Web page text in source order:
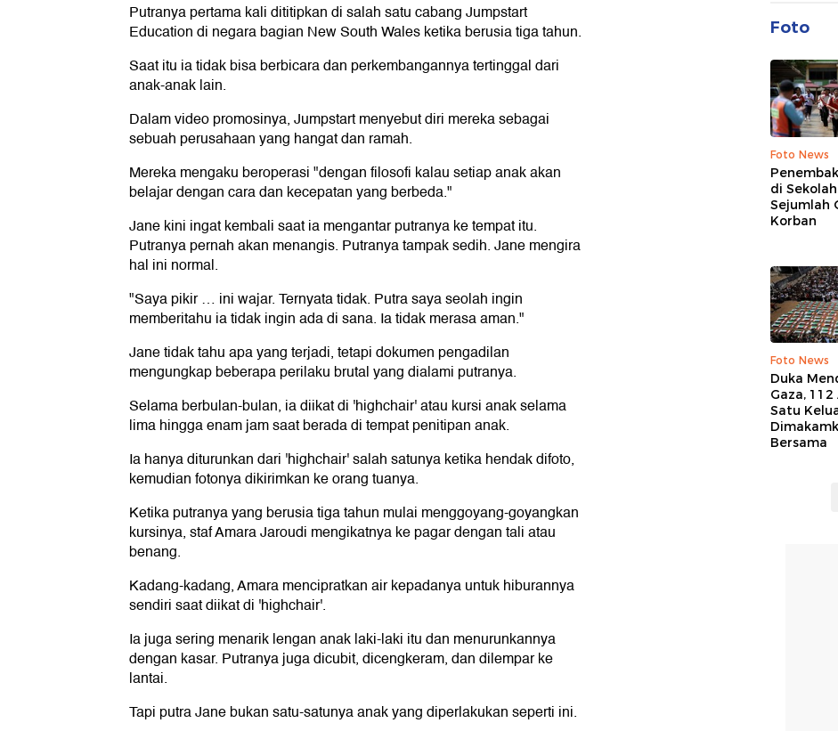
Putranya pertama kali dititipkan di salah satu cabang Jumpstart
Education di negara bagian New South Wales ketika berusia tiga tahun.
Saat itu ia tidak bisa berbicara dan perkembangannya tertinggal dari
anak-anak lain.
Dalam video promosinya, Jumpstart menyebut diri mereka sebagai
sebuah perusahaan yang hangat dan ramah.
Mereka mengaku beroperasi "dengan filosofi kalau setiap anak akan
belajar dengan cara dan kecepatan yang berbeda."
Jane kini ingat kembali saat ia mengantar putranya ke tempat itu.
Putranya pernah akan menangis. Putranya tampak sedih. Jane mengira
hal ini normal.
"Saya pikir … ini wajar. Ternyata tidak. Putra saya seolah ingin
memberitahu ia tidak ingin ada di sana. Ia tidak merasa aman."
Jane tidak tahu apa yang terjadi, tetapi dokumen pengadilan
mengungkap beberapa perilaku brutal yang dialami putranya.
Selama berbulan-bulan, ia diikat di 'highchair' atau kursi anak selama
lima hingga enam jam saat berada di tempat penitipan anak.
Ia hanya diturunkan dari 'highchair' salah satunya ketika hendak difoto,
kemudian fotonya dikirimkan ke orang tuanya.
Ketika putranya yang berusia tiga tahun mulai menggoyang-goyangkan
kursinya, staf Amara Jaroudi mengikatnya ke pagar dengan tali atau
benang.
Kadang-kadang, Amara mencipratkan air kepadanya untuk hiburannya
sendiri saat diikat di 'highchair'.
Ia juga sering menarik lengan anak laki-laki itu dan menurunkannya
dengan kasar. Putranya juga dicubit, dicengkeram, dan dilempar ke
lantai.
Tapi putra Jane bukan satu-satunya anak yang diperlakukan seperti ini.
Foto
Foto News
di
Sejumlah
Korban
Foto News
Duka
Gaza,
Satu
Bersama